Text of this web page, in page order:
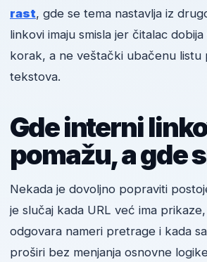
rast, gde se tema nastavlja iz
linkovi imaju smisla jer čitalac
korak, a ne veštački ubačenu listu
tekstova.
Gde interni
pomažu, a gde
Nekada je dovoljno popraviti
je slučaj kada URL već ima
odgovara nameri pretrage i kada
proširi bez menjanja osnovne